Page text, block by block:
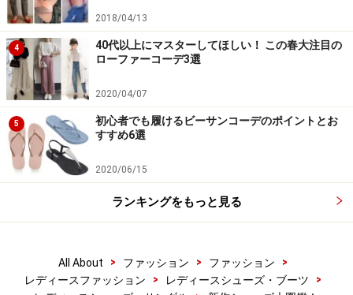
2018/04/13
4
40代以上にマスターしてほしい！ この春大注目の
ローファーコーデ3選
2020/04/07
5
初心者でも履けるビーサンコーデのポイントとお
すすめ6選
2020/06/15
ランキングをもっと見る
All About > ファッション > ファッション
>
レディースファッション
> レディースシューズ・ブーツ
>